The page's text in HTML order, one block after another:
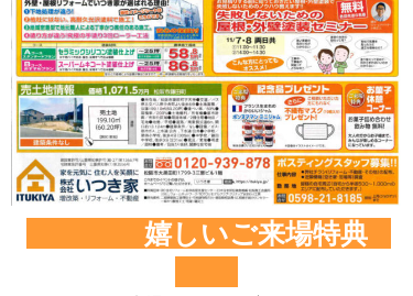
嬉しいご来場特典